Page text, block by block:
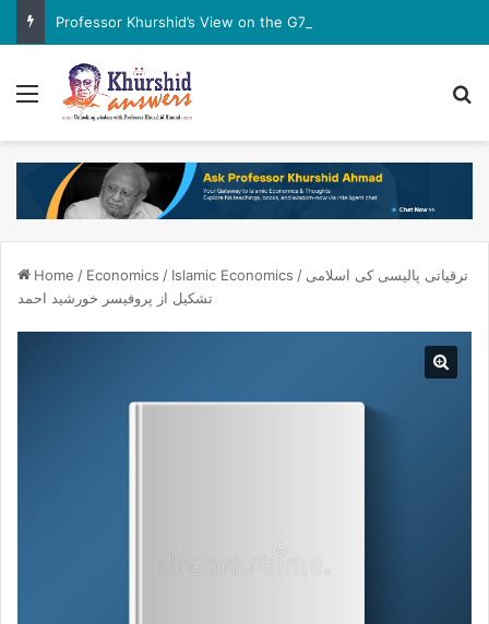
Professor Khurshid’s View on the G7 Meeting
Menu
Home / Economics / Islamic Economics / ترقیاتی پالیسی کی اسلامی
تشکیل از پروفیسر خورشید احمد